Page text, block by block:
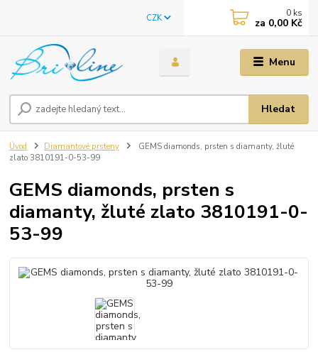
Menu
CZK
Hledat
0 ks
za 0,00 Kč
Úvod Diamantové prsteny
GEMS diamonds, prsten s diamanty, žluté
zlato 3810191-0-53-99
GEMS diamonds, prsten s
diamanty, žluté zlato 3810191-0-
53-99